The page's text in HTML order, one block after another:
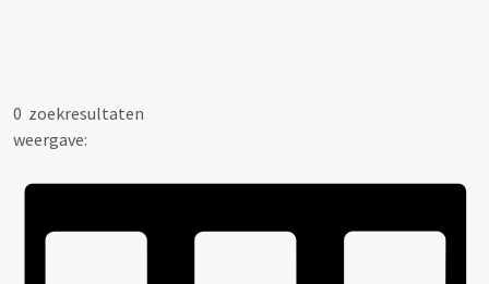
0 zoekresultaten
weergave: